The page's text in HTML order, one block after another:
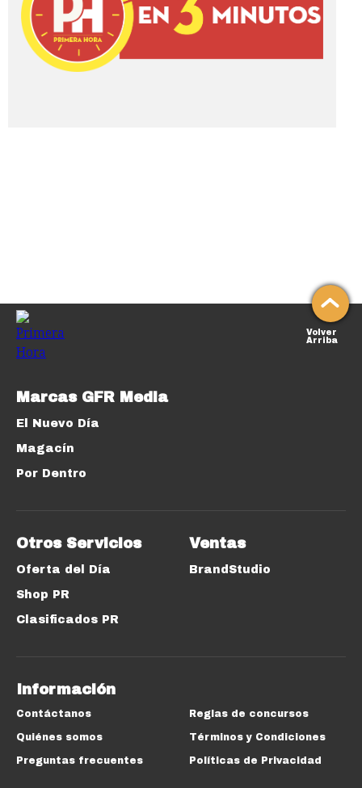
Volver
Arriba
Marcas GFR Media
El Nuevo Día
Magacín
Por Dentro
Otros Servicios
Oferta del Día
Shop PR
Clasificados PR
Ventas
BrandStudio
Información
Contáctanos
Quiénes somos
Preguntas frecuentes
Reglas de concursos
Términos y Condiciones
Políticas de Privacidad